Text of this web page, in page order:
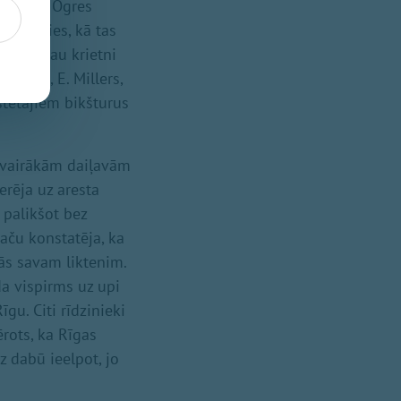
Uz Ogres
kā tas
jau krietni
E. Millers,
bikšturus
daiļavām
uz aresta
bez
konstatēja, ka
savam liktenim.
vispirms uz upi
Citi rīdzinieki
ka Rīgas
dabū ieelpot, jo